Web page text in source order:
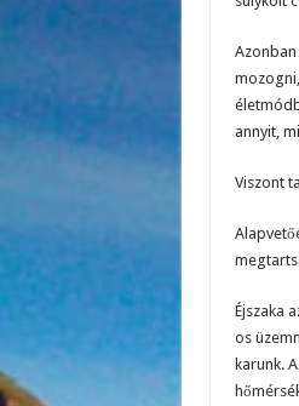
annyit,
Viszont
Éjszaka
os
karunk.